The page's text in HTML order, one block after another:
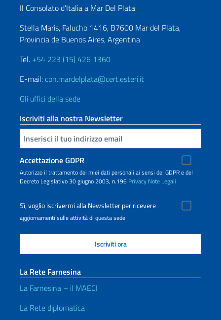
Il Consolato d’Italia a Mar Del Plata
Stella Maris, Falucho 1416, B7600 Mar del Plata,
Provincia de Buenos Aires, Argentina
Tel. +54 223 (15) 426 1360
E-mail: con.mardelplata@cert.esteri.it
Gli uffici della sede
Iscriviti alla nostra Newsletter
Inserisci la tua email
Accettazione GDPR
Autorizzo il trattamento dei miei dati personali ai sensi del GDPR e del
Decreto Legislativo 30 giugno 2003, n.196 Privacy Note Legali
Sì, voglio iscrivermi alla Newsletter per ricevere
aggiornamenti sulle attività di questa sede
La Rete Farnesina
La Farnesina – il MAECI
La Rete diplomatica